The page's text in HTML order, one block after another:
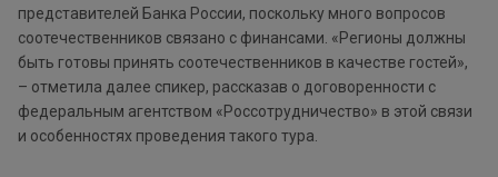
представителей Банка России, поскольку много вопросов
соотечественников связано с финансами. «Регионы должны
быть готовы принять соотечественников в качестве гостей»,
– отметила далее спикер, рассказав о договоренности с
федеральным агентством «Россотрудничество» в этой связи
и особенностях проведения такого тура.